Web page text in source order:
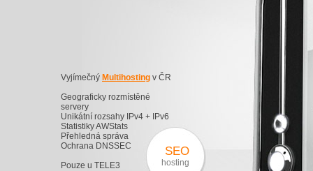
Vyjímečný Multihosting v ČR
Geograficky rozmístěné
servery
Unikátní rozsahy IPv4 + IPv6
Statistiky AWStats
Přehledná správa
Ochrana DNSSEC
Pouze u TELE3
SEO
hosting